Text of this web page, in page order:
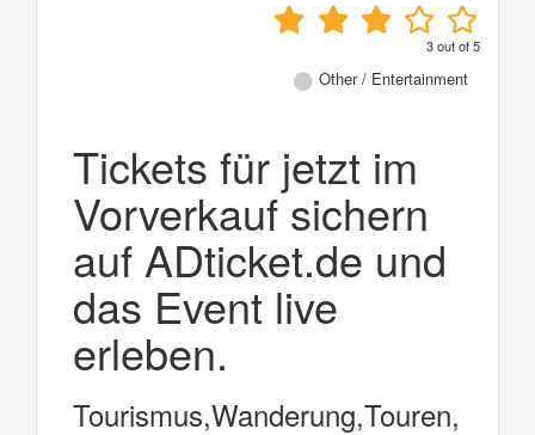
3out of5
Other / Entertainment
Tickets für jetzt im
Vorverkauf sichern
auf ADticket.de und
das Event live
erleben.